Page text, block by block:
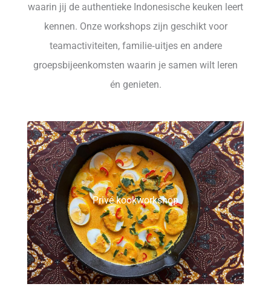
waarin jij de authentieke Indonesische keuken leert
kennen. Onze workshops zijn geschikt voor
teamactiviteiten, familie‑uitjes en andere
groepsbijeenkomsten waarin je samen wilt leren
én genieten.
Privé kookworkshop